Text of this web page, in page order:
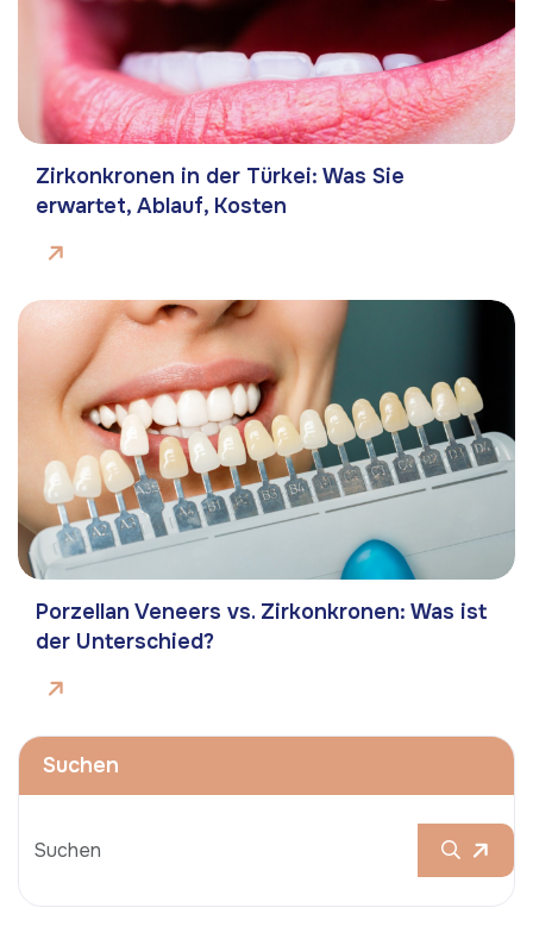
Zirkonkronen in der Türkei: Was Sie
erwartet, Ablauf, Kosten
Porzellan Veneers vs. Zirkonkronen: Was ist
der Unterschied?
Suchen